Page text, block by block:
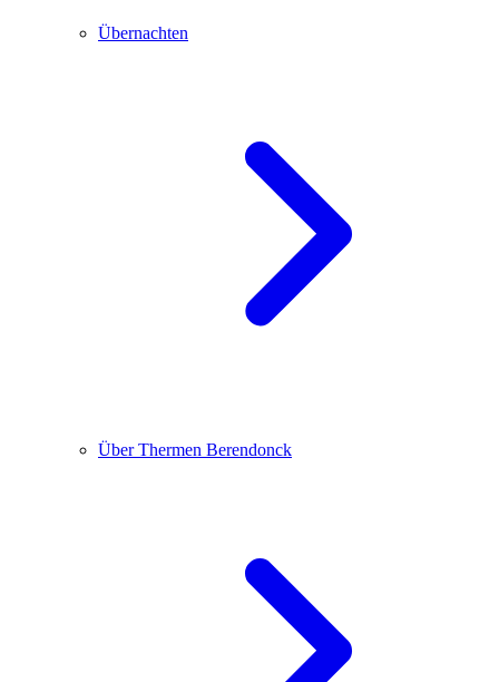
Übernachten
Über Thermen Berendonck